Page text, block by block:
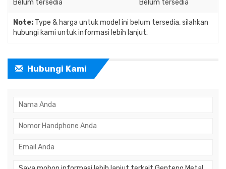
Belum tersedia Belum tersedia
Note: Type & harga untuk model ini belum tersedia, silahkan
hubungi kami untuk informasi lebih lanjut.
Hubungi Kami